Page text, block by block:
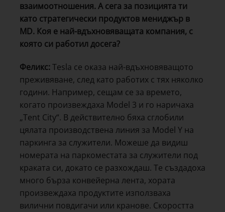
взаимоотношения. А сега за позицията ти
като стратегически продуктов мениджър в
MD. Коя е най-вдъхновяващата компания, с
която си работил досега?
Феликс:Tesla се оказа най-вдъхновяващото
преживяване, след като работих с тях няколко
години. Например, сещам се за времето,
когато произвеждаха Model 3 и го наричаха
„Tent City“. В действително бяха сглобили
цялата производствена линия за Model Y на
паркинга за служители. Можеше да видиш
номерата на паркоместата за служители под
краката си, докато се разхождаш. Те създадоха
много бърза конвейерна лента, хората
произвеждаха продуктите използваха
вилични повдигачи или кранове. Скоростта